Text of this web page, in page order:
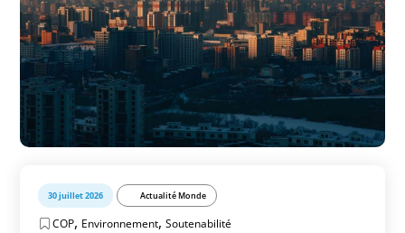
30 juillet 2026 Actualité Monde
COP, Environnement,Soutenabilité